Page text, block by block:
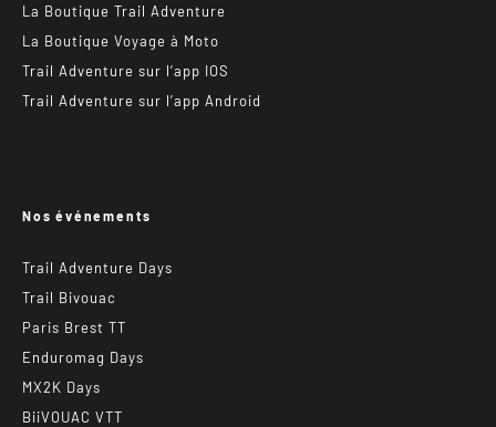
La Boutique Trail Adventure
La Boutique Voyage à Moto
Trail Adventure sur l’app IOS
Trail Adventure sur l’app Android
Nos événements
Trail Adventure Days
Trail Bivouac
Paris Brest TT
Enduromag Days
MX2K Days
BiiVOUAC VTT